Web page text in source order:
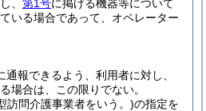
、 第1号に掲げる機器等について
いる場合であって、オペレーター
報できるよう、利用者に対し、
場合は、この限りでない。
訪問介護事業者をいう。)の指定を